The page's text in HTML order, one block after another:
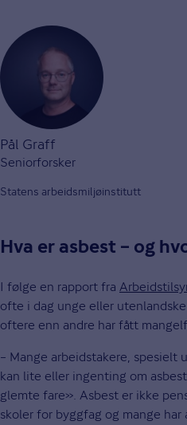
Pål Graff
Seniorforsker
Statens arbeidsmiljøinstitutt
Hva er asbest – og
I følge en rapport fra
ofte i dag unge eller
oftere enn andre har fått
– Mange arbeidstakere, spesielt
kan lite eller ingenting om
glemte fare». Asbest er ikke
skoler for byggfag og mange har